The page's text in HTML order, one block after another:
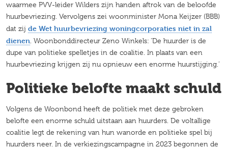
waarmee PVV-leider Wilders zijn handen aftrok van de beloofde
huurbevriezing. Vervolgens zei woonminister Mona Keijzer (BBB)
dat zij de Wet huurbevriezing woningcorporaties niet in zal
dienen . Woonbonddirecteur Zeno Winkels: ‘De huurder is de
dupe van politieke spelletjes in de coalitie. In plaats van een
huurbevriezing krijgen zij nu opnieuw een enorme huurstijging.’
Politieke belofte maakt schuld
Volgens de Woonbond heeft de politiek met deze gebroken
belofte een enorme schuld uitstaan aan huurders. De voltallige
coalitie legt de rekening van hun wanorde en politieke spel bij
huurders neer. In de verkiezingscampagne in 2023 begonnen de